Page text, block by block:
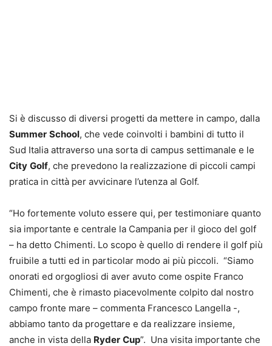
Si è discusso di diversi progetti da mettere in campo, dalla
Summer School, che vede coinvolti i bambini di tutto il
Sud Italia attraverso una sorta di campus settimanale e le
City Golf, che prevedono la realizzazione di piccoli campi
pratica in città per avvicinare l’utenza al Golf.
“Ho fortemente voluto essere qui, per testimoniare quanto
sia importante e centrale la Campania per il gioco del golf
– ha detto Chimenti. Lo scopo è quello di rendere il golf più
fruibile a tutti ed in particolar modo ai più piccoli. “Siamo
onorati ed orgogliosi di aver avuto come ospite Franco
Chimenti, che è rimasto piacevolmente colpito dal nostro
campo fronte mare – commenta Francesco Langella -,
abbiamo tanto da progettare e da realizzare insieme,
anche in vista della Ryder Cup”. Una visita importante che